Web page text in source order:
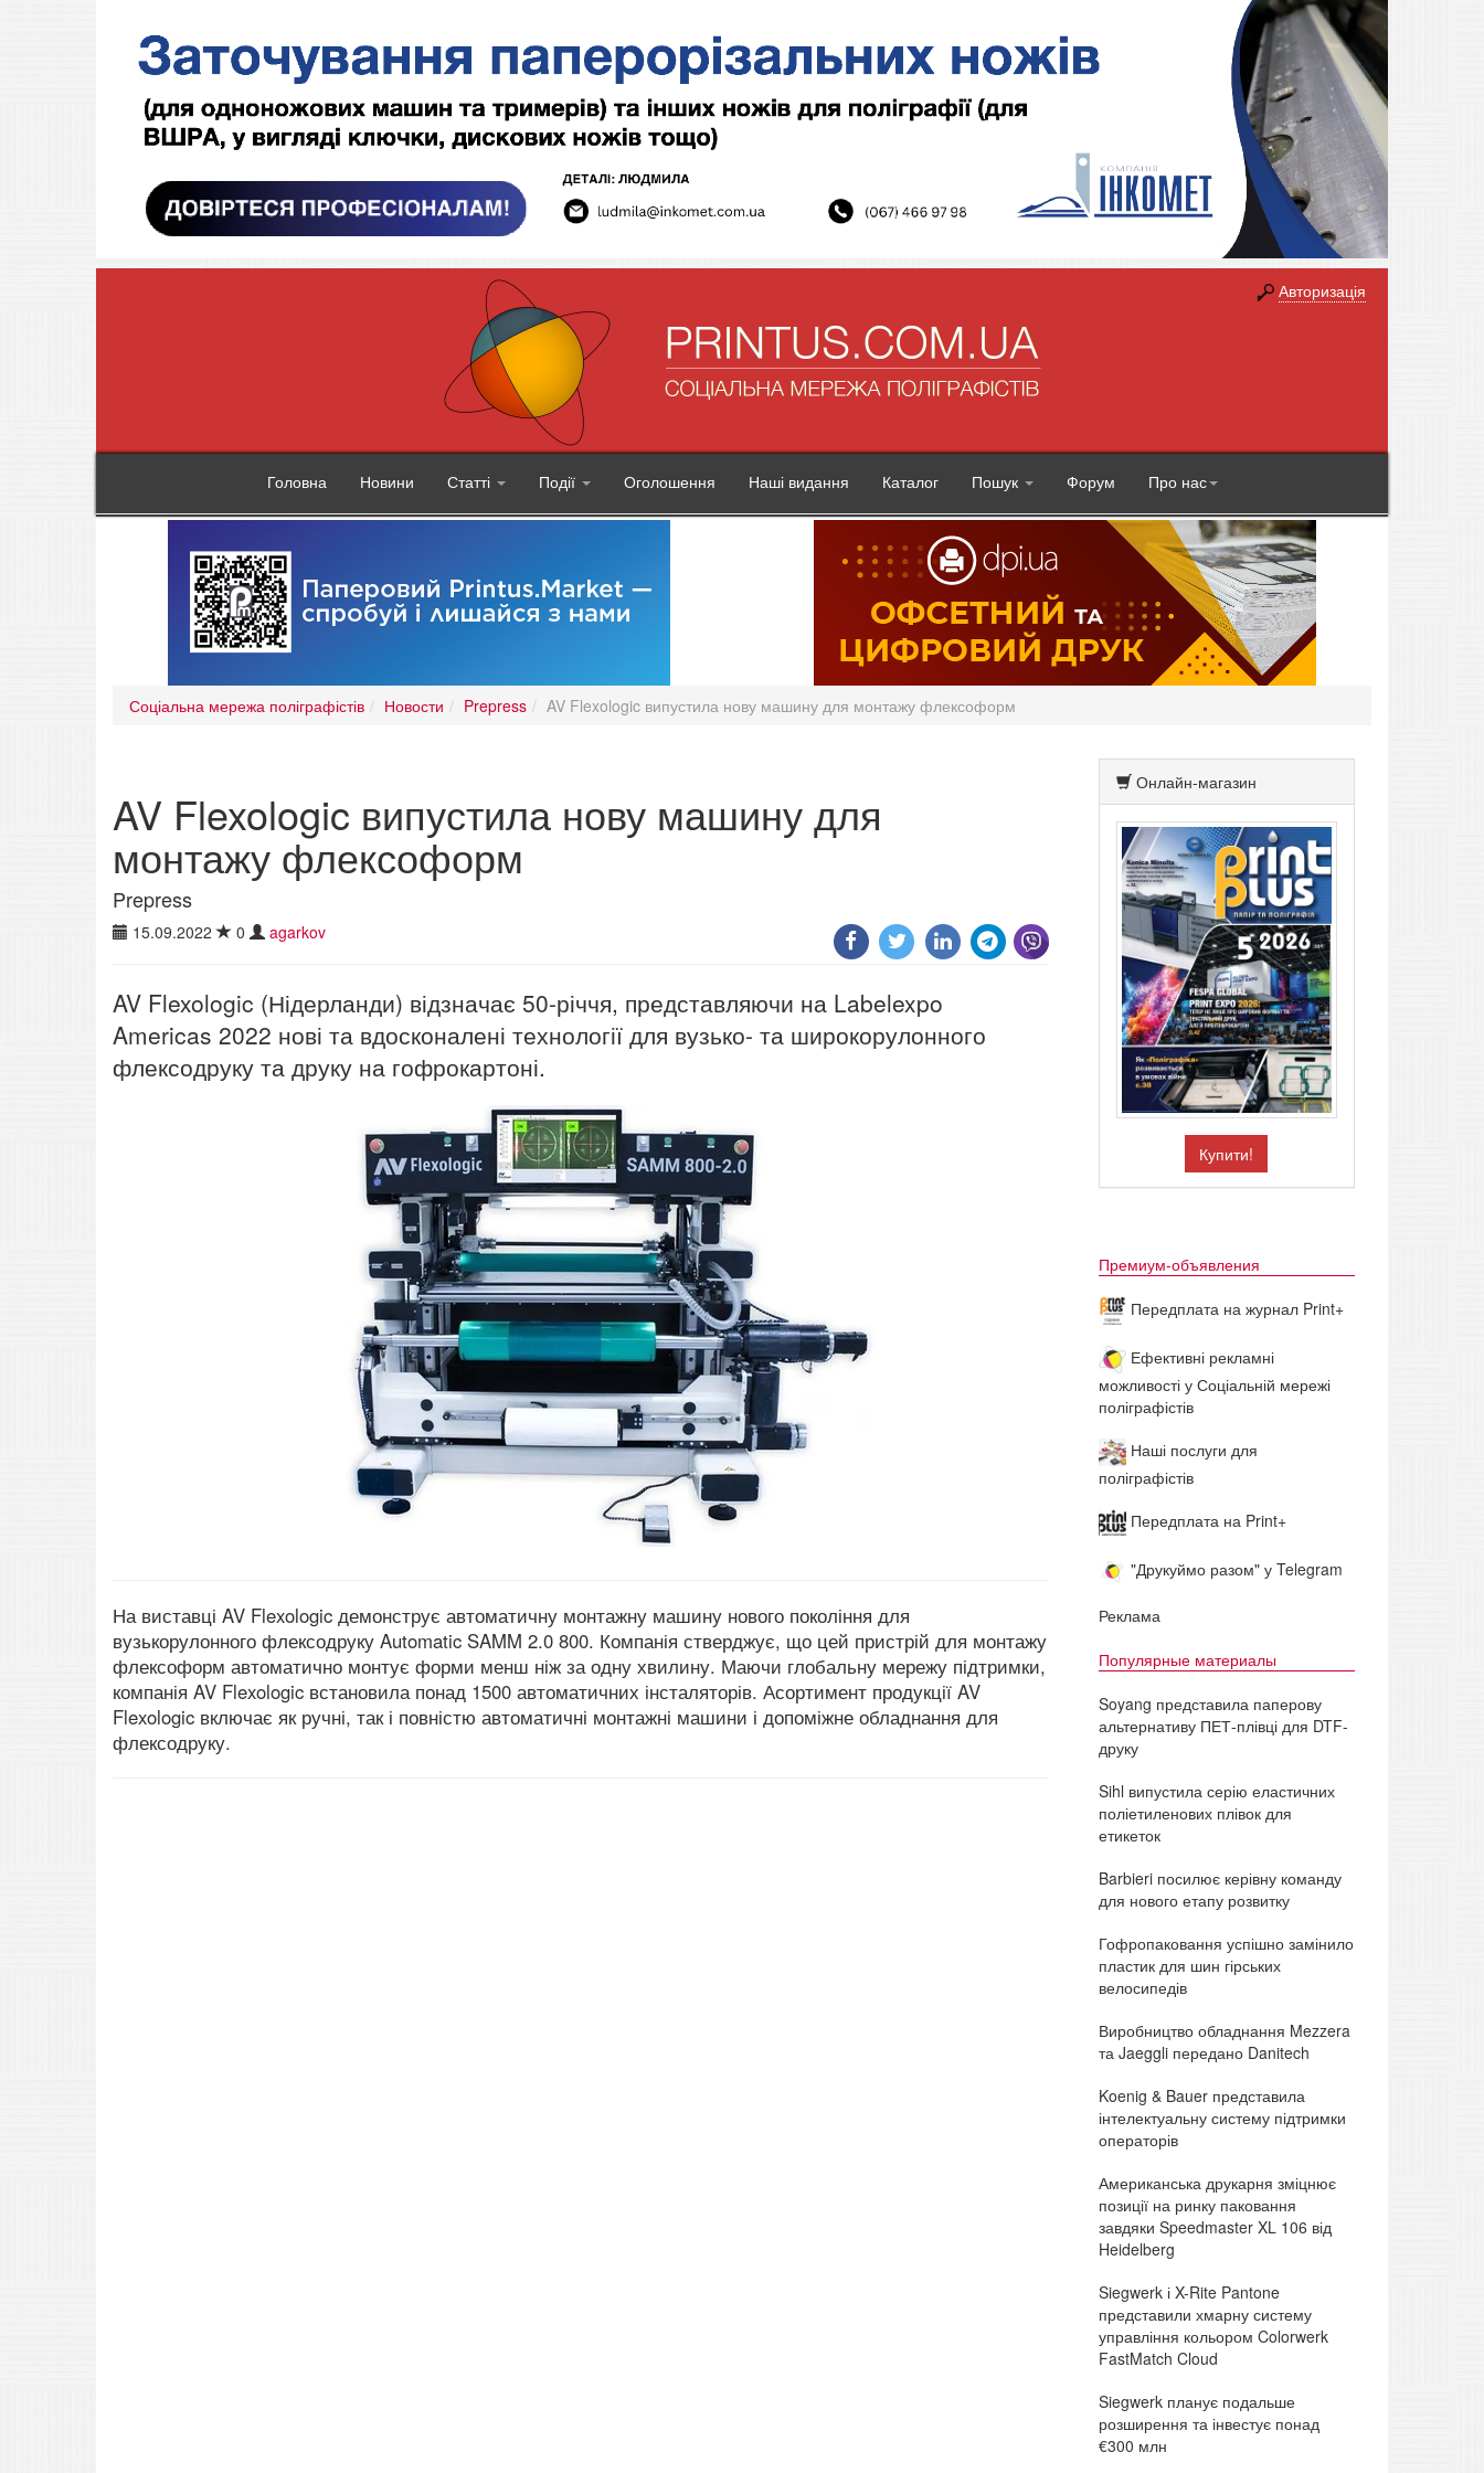
Авторизація
Головна Новини Статті Події Оголошення Наші видання Каталог Пошук Форум Про нас
Соціальна мережа поліграфістів Новости Prepress AV Flexologic випустила нову машину для монтажу флексоформ
AV Flexologic випустила нову машину для
монтажу флексоформ
Prepress
15.09.2022 0 agarkov
AV Flexologic (Нідерланди) відзначає 50-річчя, представляючи на Labelexpo
Americas 2022 нові та вдосконалені технології для вузько- та широкорулонного
флексодруку та друку на гофрокартоні.
На виставці AV Flexologic демонструє автоматичну монтажну машину нового покоління для
вузькорулонного флексодруку Automatic SAMM 2.0 800. Компанія стверджує, що цей пристрій для монтажу
флексоформ автоматично монтує форми менш ніж за одну хвилину. Маючи глобальну мережу підтримки,
компанія AV Flexologic встановила понад 1500 автоматичних інсталяторів. Асортимент продукції AV
Flexologic включає як ручні, так і повністю автоматичні монтажні машини і допоміжне обладнання для
флексодруку.
Онлайн-магазин
Купити!
Премиум-объявления
Передплата на журнал Print+
Ефективні рекламні
можливості у Соціальній мережі
поліграфістів
Наші послуги для
поліграфістів
Передплата на Print+
"Друкуймо разом" у Telegram
Реклама
Популярные материалы
Soyang представила паперову
альтернативу ПЕТ-плівці для DTF-
друку
Sihl випустила серію еластичних
поліетиленових плівок для
етикеток
Barbieri посилює керівну команду
для нового етапу розвитку
Гофропаковання успішно замінило
пластик для шин гірських
велосипедів
Виробництво обладнання Mezzera
та Jaeggli передано Danitech
Koenig & Bauer представила
інтелектуальну систему підтримки
операторів
Американська друкарня зміцнює
позиції на ринку паковання
завдяки Speedmaster XL 106 від
Heidelberg
Siegwerk і X-Rite Pantone
представили хмарну систему
управління кольором Colorwerk
FastMatch Cloud
Siegwerk планує подальше
розширення та інвестує понад
€300 млн